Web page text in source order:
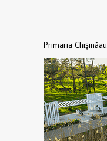
Primaria Chișinăau